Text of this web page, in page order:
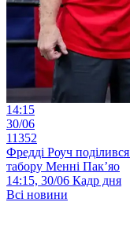
14:15
30/06
11352
Фредді Роуч
табору Менні Пак’яо
14:15, 30/06 Кадр дня
Всі новини